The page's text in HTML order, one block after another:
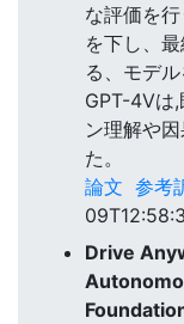
な評価を
を下し、
る、モデ
GPT-4Vは
ン理解や
た。
論文 参考
Drive